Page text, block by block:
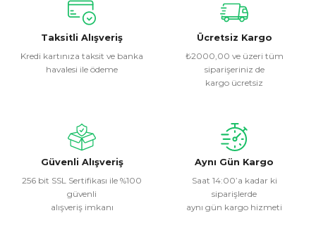
Taksitli Alışveriş
Kredi kartınıza taksit ve banka
havalesi ile ödeme
Ücretsiz Kargo
₺2000,00 ve üzeri tüm
siparişeriniz de
kargo ücretsiz
Güvenli Alışveriş
256 bit SSL Sertifikası ile %100
güvenli
alışveriş imkanı
Aynı Gün Kargo
Saat 14:00’a kadar ki
siparişlerde
aynı gün kargo hizmeti